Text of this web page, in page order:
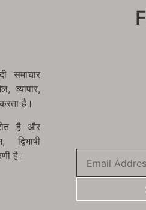
समाचार
व्यापार,
है।
है और
है।